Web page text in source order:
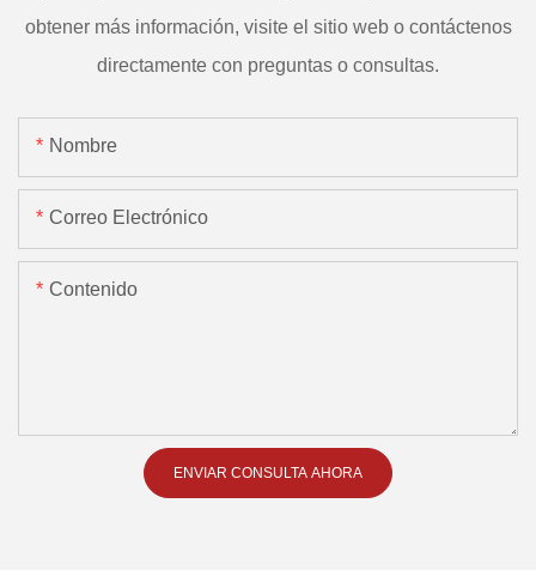
obtener más información, visite el sitio web o contáctenos
directamente con preguntas o consultas.
Nombre
Correo Electrónico
Contenido
ENVIAR CONSULTA AHORA